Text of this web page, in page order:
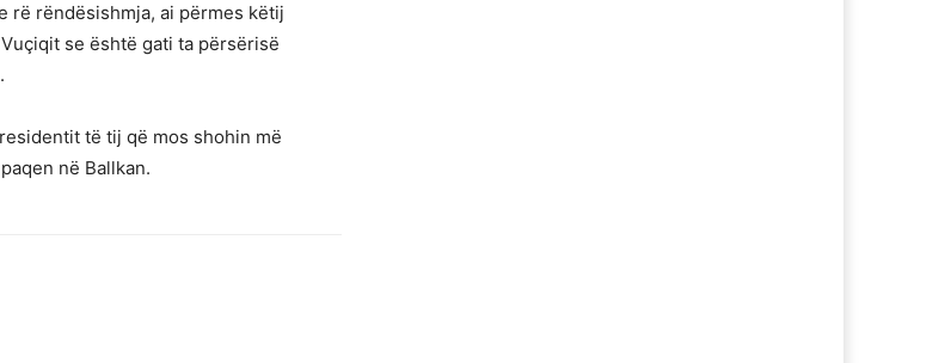
rë rëndësishmja, ai përmes këtij
se është gati ta përsërisë
të tij që mos shohin më
në Ballkan.